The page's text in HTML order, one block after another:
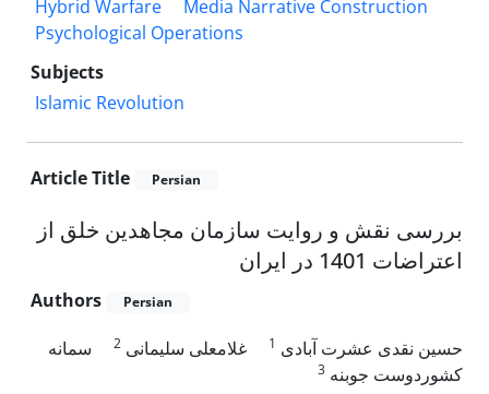
Hybrid Warfare
Media Narrative Construction
Psychological Operations
Subjects
Islamic Revolution
Article Title Persian
بررسی نقش و روایت سازمان مجاهدین خلق از
اعتراضات 1401 در ایران
Authors Persian
حسین نقدی عشرت آبادی 1 غلامعلی سلیمانی 2
سمانه
کشوردوست جوبنه 3